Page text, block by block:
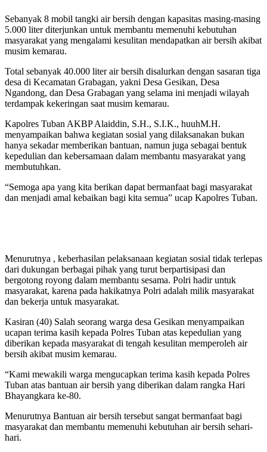
Sebanyak 8 mobil tangki air bersih dengan kapasitas masing-masing
5.000 liter diterjunkan untuk membantu memenuhi kebutuhan
masyarakat yang mengalami kesulitan mendapatkan air bersih akibat
musim kemarau.
Total sebanyak 40.000 liter air bersih disalurkan dengan sasaran tiga
desa di Kecamatan Grabagan, yakni Desa Gesikan, Desa
Ngandong, dan Desa Grabagan yang selama ini menjadi wilayah
terdampak kekeringan saat musim kemarau.
Kapolres Tuban AKBP Alaiddin, S.H., S.I.K., huuhM.H.
menyampaikan bahwa kegiatan sosial yang dilaksanakan bukan
hanya sekadar memberikan bantuan, namun juga sebagai bentuk
kepedulian dan kebersamaan dalam membantu masyarakat yang
membutuhkan.
“Semoga apa yang kita berikan dapat bermanfaat bagi masyarakat
dan menjadi amal kebaikan bagi kita semua” ucap Kapolres Tuban.
Menurutnya , keberhasilan pelaksanaan kegiatan sosial tidak terlepas
dari dukungan berbagai pihak yang turut berpartisipasi dan
bergotong royong dalam membantu sesama. Polri hadir untuk
masyarakat, karena pada hakikatnya Polri adalah milik masyarakat
dan bekerja untuk masyarakat.
Kasiran (40) Salah seorang warga desa Gesikan menyampaikan
ucapan terima kasih kepada Polres Tuban atas kepedulian yang
diberikan kepada masyarakat di tengah kesulitan memperoleh air
bersih akibat musim kemarau.
“Kami mewakili warga mengucapkan terima kasih kepada Polres
Tuban atas bantuan air bersih yang diberikan dalam rangka Hari
Bhayangkara ke-80.
Menurutnya Bantuan air bersih tersebut sangat bermanfaat bagi
masyarakat dan membantu memenuhi kebutuhan air bersih sehari-
hari.